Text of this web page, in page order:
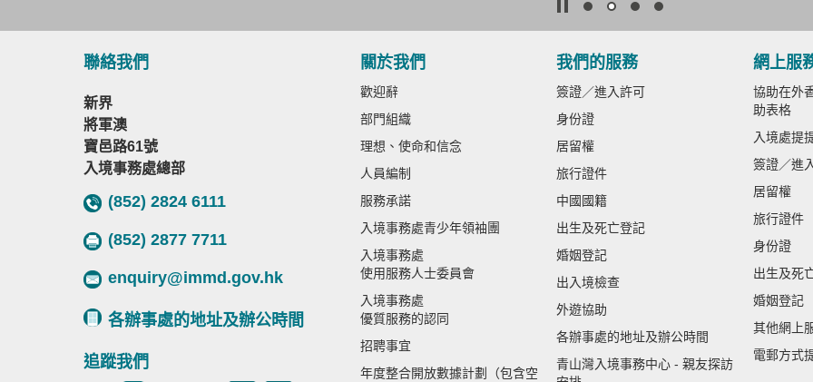
聯絡我們
新界
將軍澳
寶邑路61號
入境事務處總部
(852) 2824 6111
(852) 2877 7711
enquiry@immd.gov.hk
各辦事處的地址及辦公時間
追蹤我們
關於我們
歡迎辭
部門組織
理想、使命和信念
人員編制
服務承諾
入境事務處青少年領袖團
入境事務處
使用服務人士委員會
入境事務處
優質服務的認同
招聘事宜
年度整合開放數據計劃（包含空
我們的服務
簽證／進入許可
身份證
居留權
旅行證件
中國國籍
出生及死亡登記
婚姻登記
出入境檢查
外遊協助
各辦事處的地址及辦公時間
青山灣入境事務中心 - 親友探訪
網上服
協助在外
助表格
入境處提
簽證／進
居留權
旅行證件
身份證
出生及死
婚姻登記
其他網上
電郵方式